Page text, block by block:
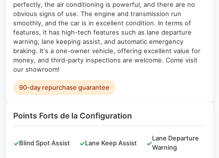
perfectly, the air conditioning is powerful, and there are no
obvious signs of use. The engine and transmission run
smoothly, and the car is in excellent condition. In terms of
features, it has high-tech features such as lane departure
warning, lane keeping assist, and automatic emergency
braking. It's a one-owner vehicle, offering excellent value for
money, and third-party inspections are welcome. Come visit
our showroom!
90-day repurchase guarantee
Points Forts de la Configuration
✓Blind Spot Assist ✓Lane Keep Assist ✓
Lane Departure
Warning